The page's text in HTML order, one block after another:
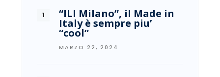
“ILI Milano”, il Made in
Italy è sempre piu’
“cool”
MARZO 22, 2024